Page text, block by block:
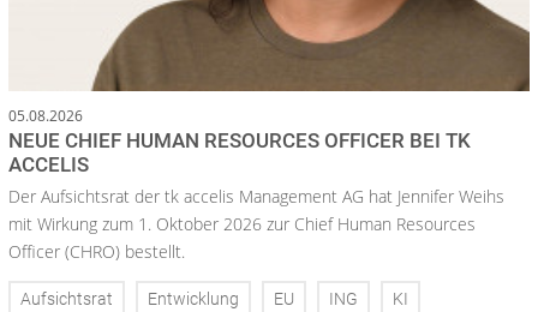
05.08.2026
NEUE CHIEF HUMAN RESOURCES OFFICER BEI TK
ACCELIS
Der Aufsichtsrat der tk accelis Management AG hat Jennifer Weihs
mit Wirkung zum 1. Oktober 2026 zur Chief Human Resources
Officer (CHRO) bestellt.
Aufsichtsrat Entwicklung EU ING KI